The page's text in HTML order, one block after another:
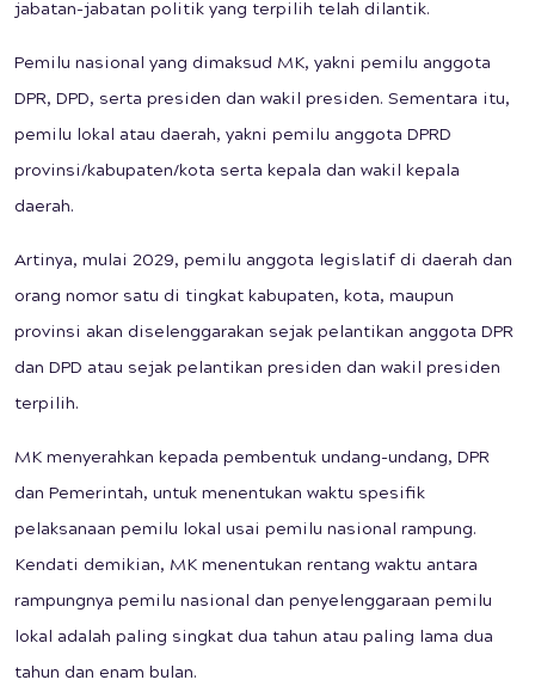
jabatan-jabatan politik yang terpilih telah dilantik.
Pemilu nasional yang dimaksud MK, yakni pemilu anggota
DPR, DPD, serta presiden dan wakil presiden. Sementara itu,
pemilu lokal atau daerah, yakni pemilu anggota DPRD
provinsi/kabupaten/kota serta kepala dan wakil kepala
daerah.
Artinya, mulai 2029, pemilu anggota legislatif di daerah dan
orang nomor satu di tingkat kabupaten, kota, maupun
provinsi akan diselenggarakan sejak pelantikan anggota DPR
dan DPD atau sejak pelantikan presiden dan wakil presiden
terpilih.
MK menyerahkan kepada pembentuk undang-undang, DPR
dan Pemerintah, untuk menentukan waktu spesifik
pelaksanaan pemilu lokal usai pemilu nasional rampung.
Kendati demikian, MK menentukan rentang waktu antara
rampungnya pemilu nasional dan penyelenggaraan pemilu
lokal adalah paling singkat dua tahun atau paling lama dua
tahun dan enam bulan.